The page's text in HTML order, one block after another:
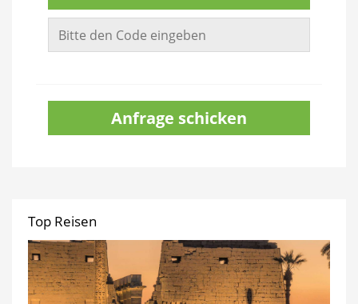
Anfrage schicken
Top Reisen